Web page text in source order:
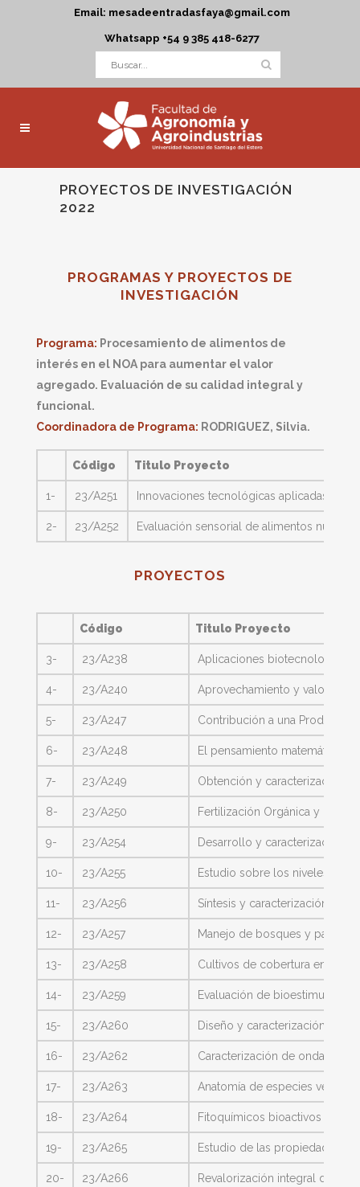
Email: mesadeentradasfaya@gmail.com
Whatsapp +54 9 385 418-6277
PROYECTOS DE INVESTIGACIÓN
2022
PROGRAMAS Y PROYECTOS DE
INVESTIGACIÓN
Programa: Procesamiento de alimentos de
interés en el NOA para aumentar el valor
agregado. Evaluación de su calidad integral y
funcional.
Coordinadora de Programa: RODRIGUEZ, Silvia.
Código Titulo Proyecto
1- 23/A251 Innovaciones tecnológicas aplicadas al
2- 23/A252 Evaluación sensorial de alimentos
PROYECTOS
Código Titulo Proyecto
3- 23/A238 Aplicaciones biotecnología de
4- 23/A240 Aprovechamiento y
5- 23/A247 Contribución a una
6- 23/A248 El pensamiento matemático
7- 23/A249 Obtención y caracterización
8- 23/A250 Fertilización Orgánica y
9- 23/A254 Desarrollo y caracterización
10- 23/A255 Estudio sobre los niveles de
11- 23/A256 Síntesis y caracterización de
12- 23/A257 Manejo de bosques y
13- 23/A258 Cultivos de cobertura en la
14- 23/A259 Evaluación de
15- 23/A260 Diseño y caracterización de
16- 23/A262 Caracterización de ondas
17- 23/A263 Anatomía de especies
18- 23/A264 Fitoquímicos bioactivos en
19- 23/A265 Estudio de las propiedades
20- 23/A266 Revalorización integral del